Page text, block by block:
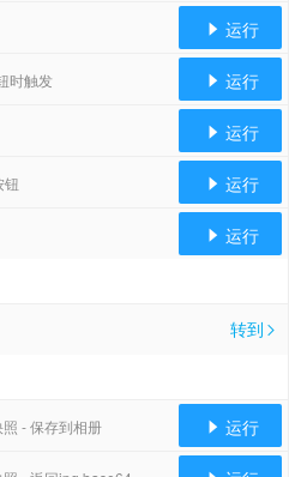
 运行
时触发  运行
 运行
钮  运行
 运行
转到 
- 保存到相册  运行